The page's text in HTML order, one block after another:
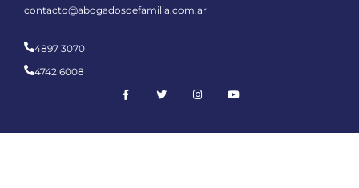
contacto@abogadosdefamilia.com.ar
4897 3070
4742 6008